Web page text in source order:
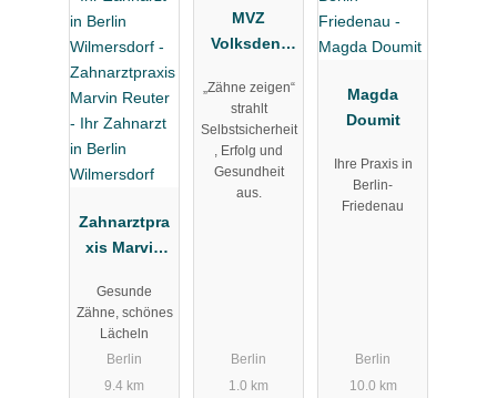
Zahnarztpra
xis Marvin
Zahnarzt in
Berlin
Gesunde
Zähne, schönes
Lächeln
Berlin
9.4 km
MVZ
Volksdent
„Zähne zeigen“
strahlt
Selbstsicherheit
, Erfolg und
Gesundheit
aus.
Berlin
1.0 km
Magda
Doumit
Ihre Praxis in
Berlin-
Friedenau
Berlin
10.0 km